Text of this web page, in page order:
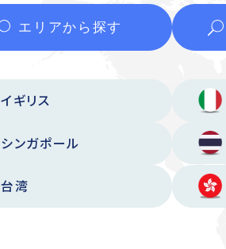
エリアから 探す
イギリス
シンガポール
台湾